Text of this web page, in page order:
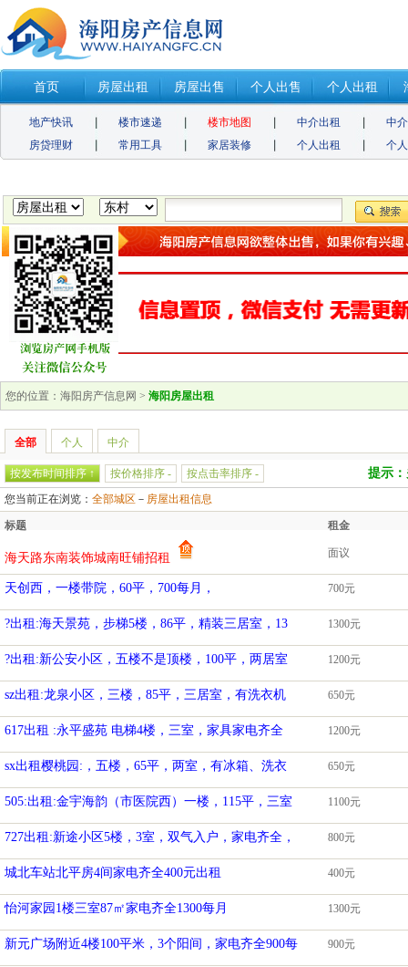
首页 房屋出租 房屋出售 个人出售 个人出租
地产快讯 楼市速递 楼市地图 中介出租
中
房贷理财
常用工具 家居装修 个人出租 个
您的位置： 海阳房产信息网 > 海阳房屋出租
全部 个人 中介
按发布时间排序 ↑ 按价格排序 - 按点击率排序 - 提示
您当前正在浏览： 全部城区 － 房屋出租信息
标题 租金
海天路东南装饰城南旺铺招租 面议
天创西，一楼带院，60平，700每月， 700元
?出租:海天景苑，步梯5楼，86平，精装三居室，13 1300元
?出租:新公安小区，五楼不是顶楼，100平，两居室 1200元
sz出租:龙泉小区，三楼，85平，三居室，有洗衣机 650元
617出租 :永平盛苑 电梯4楼，三室，家具家电齐全 1200元
sx出租樱桃园:，五楼，65平，两室，有冰箱、洗衣 650元
505:出租:金宇海韵（市医院西）一楼，115平，三室 1100元
727出租:新途小区5楼，3室，双气入户，家电齐全， 800元
城北车站北平房4间家电齐全400元出租 400元
怡河家园1楼三室87㎡家电齐全1300每月 1300元
新元广场附近4楼100平米，3个阳间，家电齐全900每 900元